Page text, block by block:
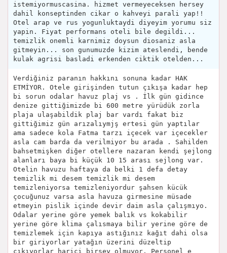
istemiyormuscasina. hizmet vermeyeceksen hersey
dahil konseptinden cikar o kahveyi parali yap!!
Otel arap ve rus yogunluktaydi diyeyim yorumu siz
yapin. Fiyat performans oteli bile degildi...
temizlik onemli karnimiz doysun diosaniz asla
gitmeyin... son gunumuzde kizim ateslendi, bende
kulak agrisi basladi erkenden ciktik otelden...
Verdiğiniz paranın hakkını sonuna kadar HAK
ETMİYOR. Otele girişinden tutun çıkışa kadar hep
bi sorun odalar havuz plaj vs . İlk gün gidince
denize gittiğimizde bi 600 metre yürüdük zorla
plaja ulaşabildik plaj bar vardı fakat biz
gittiğimiz gün arızalıymjş ertesi gün yaptılar
ama sadece kola Fatma tarzı içecek var içecekler
asla cam barda da verilmiyor bu arada . Sahilden
bahsetmişken diğer otellere nazaran kendi şejlong
alanları baya bi küçük 10 15 arası sejlong var.
Otelin havuzu haftaya da belki 1 defa detay
temizlik mi desem temizlik mi desem
temizleniyorsa temizleniyordur şahsen kücük
çocuğunuz varsa asla havuza girmesine müsade
etmeyin pislik içinde devir daim asla çalışmıyo.
Odalar yerine göre yemek balık vs kokabilir
yerine göre klima çalısmaya bilir yerine göre de
temizlemek için kapıya astığınız kağıt dahi olsa
bir giriyorlar yatağın üzerini düzeltip
çıkıyorlar harici birşey olmuyor. Personel e